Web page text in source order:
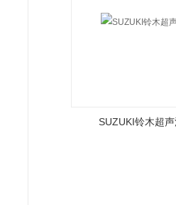
SUZUKI铃木超